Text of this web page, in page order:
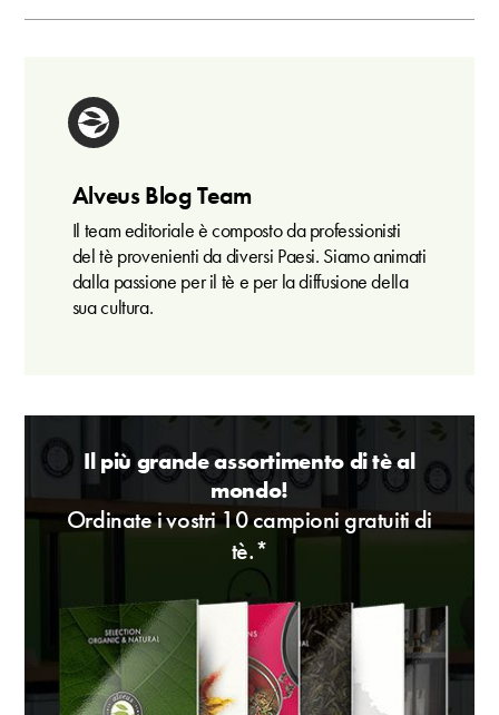
Alveus Blog Team
Il team editoriale è composto da professionisti
del tè provenienti da diversi Paesi. Siamo animati
dalla passione per il tè e per la diffusione della
sua cultura.
Il più grande assortimento di tè al
mondo!
Ordinate i vostri 10 campioni gratuiti di
tè.*